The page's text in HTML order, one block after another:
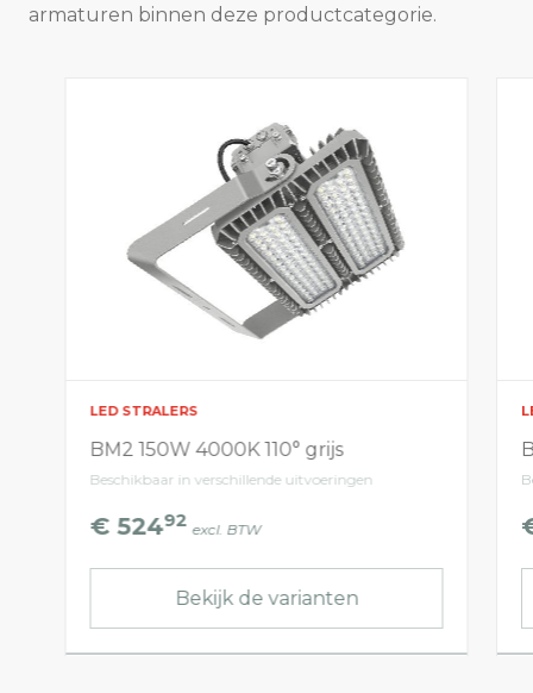
armaturen binnen deze productcategorie.
LED STRALERS
BM2 150W 4000K 110° grijs
Beschikbaar in verschillende uitvoeringen
€ 52492 excl. BTW
Bekijk de varianten